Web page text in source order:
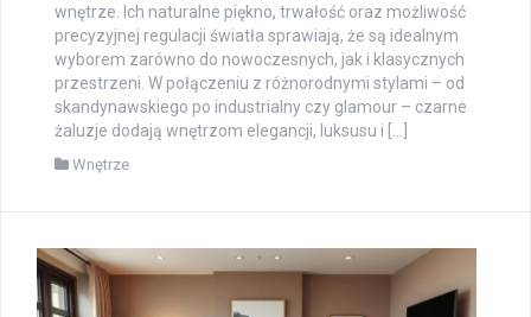
wnętrze. Ich naturalne piękno, trwałość oraz możliwość
precyzyjnej regulacji światła sprawiają, że są idealnym
wyborem zarówno do nowoczesnych, jak i klasycznych
przestrzeni. W połączeniu z różnorodnymi stylami – od
skandynawskiego po industrialny czy glamour – czarne
żaluzje dodają wnętrzom elegancji, luksusu i […]
Wnętrze